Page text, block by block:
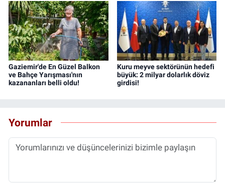
Gaziemir'de En Güzel Balkon
ve Bahçe Yarışması'nın
kazananları belli oldu!
Kuru meyve sektörünün hedefi
büyük: 2 milyar dolarlık döviz
girdisi!
Yorumlar